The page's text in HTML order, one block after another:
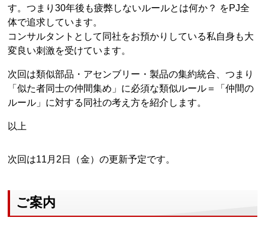
す。つまり30年後も疲弊しないルールとは何か？ をPJ全
体で追求しています。
コンサルタントとして同社をお預かりしている私自身も大
変良い刺激を受けています。
次回は類似部品・アセンブリー・製品の集約統合、つまり
「似た者同士の仲間集め」に必須な類似ルール＝「仲間の
ルール」に対する同社の考え方を紹介します。
以上
次回は11月2日（金）の更新予定です。
ご案内